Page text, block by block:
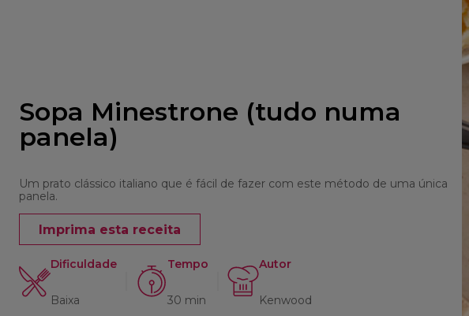
Sopa Minestrone (tudo numa
panela)
Um prato clássico italiano que é fácil de fazer com este método de uma única
panela.
Imprima esta receita
Dificuldade
Baixa
Tempo
30 min
Autor
Kenwood